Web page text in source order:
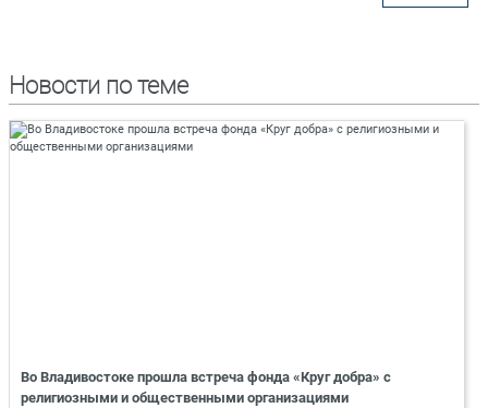
Новости по теме
Во Владивостоке прошла встреча фонда «Круг добра» с
религиозными и общественными организациями